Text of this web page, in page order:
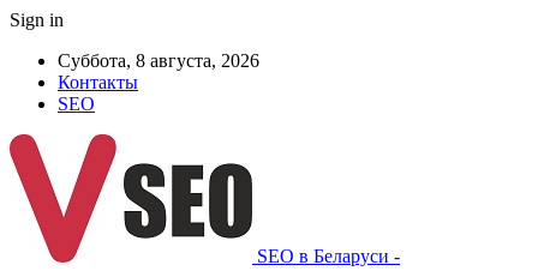
Sign in
Суббота, 8 августа, 2026
Контакты
SEO
SEO в Беларуси -